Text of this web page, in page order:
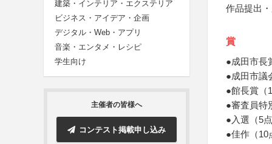
建築・インテリア・エクステリア
ビジネス・アイデア・企画
デジタル・Web・アプリ
音楽・エンタメ・レシピ
学生向け
主催者の皆様へ
コンテスト掲載申し込み
作品提出
賞
●成田市
●成田市
●館長賞
●審査員
●入選（5
●佳作（